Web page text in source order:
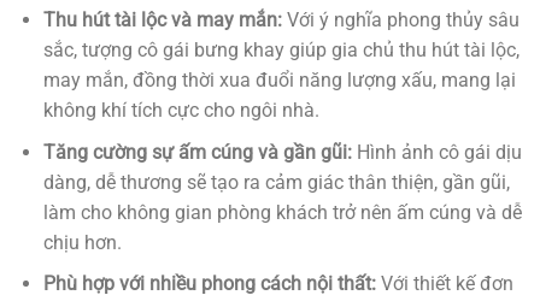
Thu hút tài lộc và may mắn:Với ý nghĩa phong thủy sâu
sắc, tượng cô gái bưng khay giúp gia chủ thu hút tài lộc,
may mắn, đồng thời xua đuổi năng lượng xấu, mang lại
không khí tích cực cho ngôi nhà.
Tăng cường sự ấm cúng và gần gũi:Hình ảnh cô gái dịu
dàng, dễ thương sẽ tạo ra cảm giác thân thiện, gần gũi,
làm cho không gian phòng khách trở nên ấm cúng và dễ
chịu hơn.
Phù hợp với nhiều phong cách nội thất:Với thiết kế đơn